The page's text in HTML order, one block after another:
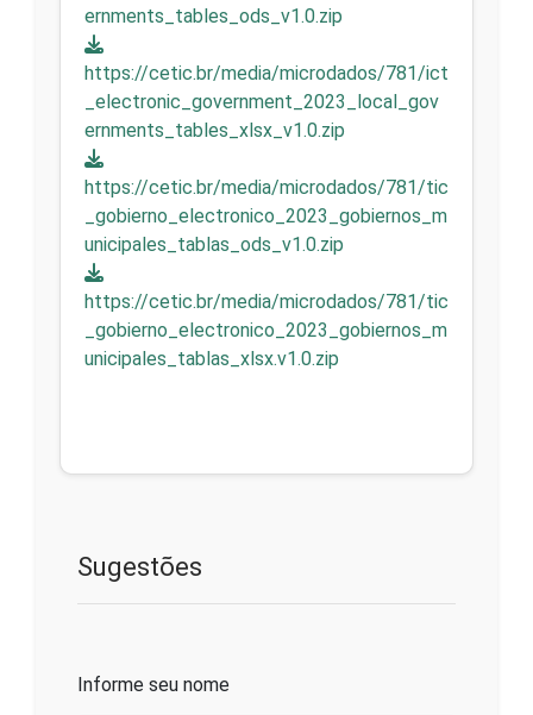
ernments_tables_ods_v1.0.zip
https://cetic.br/media/microdados/781/ict
_electronic_government_2023_local_gov
ernments_tables_xlsx_v1.0.zip
https://cetic.br/media/microdados/781/tic
_gobierno_electronico_2023_gobiernos_m
unicipales_tablas_ods_v1.0.zip
https://cetic.br/media/microdados/781/tic
_gobierno_electronico_2023_gobiernos_m
unicipales_tablas_xlsx.v1.0.zip
Sugestões
Informe seu nome